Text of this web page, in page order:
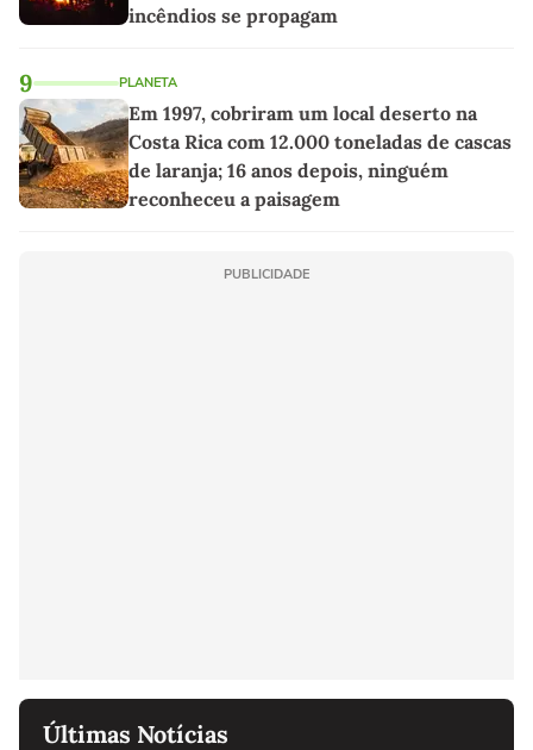
incêndios se propagam
9 PLANETA
Em 1997, cobriram um local deserto na
Costa Rica com 12.000 toneladas de cascas
de laranja; 16 anos depois, ninguém
reconheceu a paisagem
PUBLICIDADE
Últimas Notícias